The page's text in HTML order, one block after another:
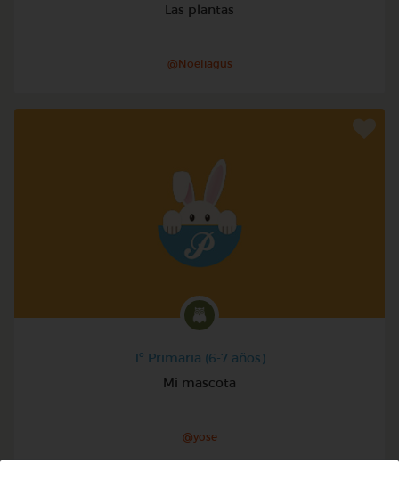
Las plantas
@Noeliagus
1º Primaria (6-7 años)
Mi mascota
@yose